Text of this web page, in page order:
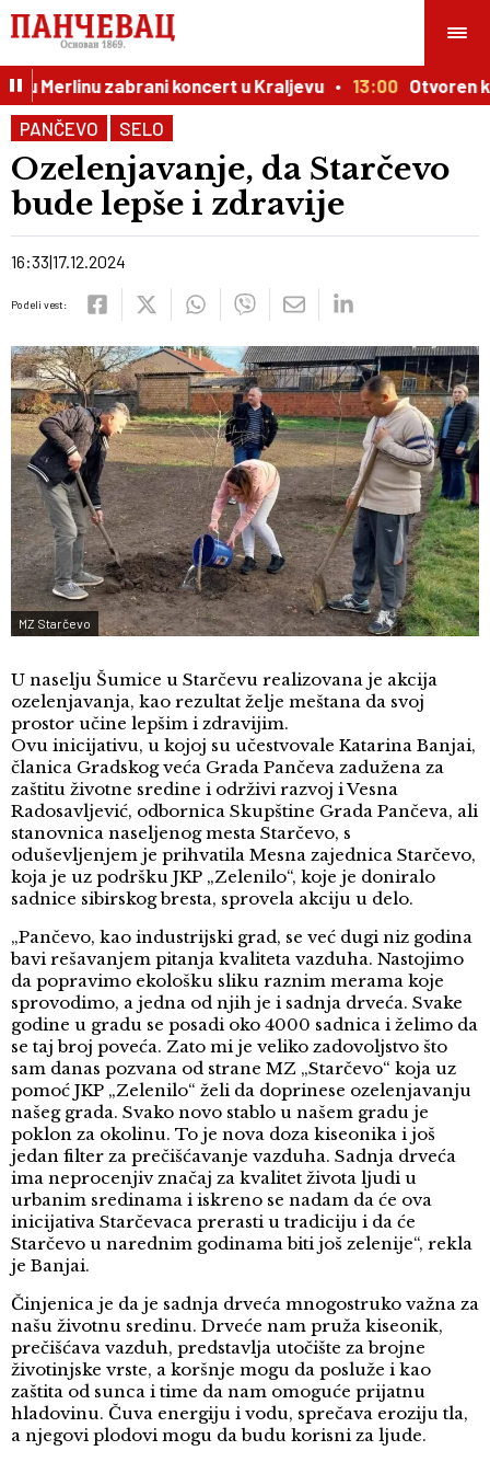
Merlinu zabrani koncert u Kraljevu 13:00 Otvoren
PANČEVO
SELO
Ozelenjavanje, da Starčevo
bude lepše i zdravije
16:33 17.12.2024
Podeli vest:
MZ Starčevo
U naselju Šumice u Starčevu realizovana je akcija
ozelenjavanja, kao rezultat želje meštana da svoj
prostor učine lepšim i zdravijim.
Ovu inicijativu, u kojoj su učestvovale Katarina Banjai,
članica Gradskog veća Grada Pančeva zadužena za
zaštitu životne sredine i održivi razvoj i Vesna
Radosavljević, odbornica Skupštine Grada Pančeva, ali
stanovnica naseljenog mesta Starčevo, s
oduševljenjem je prihvatila Mesna zajednica Starčevo,
koja je uz podršku JKP „Zelenilo“, koje je doniralo
sadnice sibirskog bresta, sprovela akciju u delo.
„Pančevo, kao industrijski grad, se već dugi niz godina
bavi rešavanjem pitanja kvaliteta vazduha. Nastojimo
da popravimo ekološku sliku raznim merama koje
sprovodimo, a jedna od njih je i sadnja drveća. Svake
godine u gradu se posadi oko 4000 sadnica i želimo da
se taj broj poveća. Zato mi je veliko zadovoljstvo što
sam danas pozvana od strane MZ „Starčevo“ koja uz
pomoć JKP „Zelenilo“ želi da doprinese ozelenjavanju
našeg grada. Svako novo stablo u našem gradu je
poklon za okolinu. To je nova doza kiseonika i još
jedan filter za prečišćavanje vazduha. Sadnja drveća
ima neprocenjiv značaj za kvalitet života ljudi u
urbanim sredinama i iskreno se nadam da će ova
inicijativa Starčevaca prerasti u tradiciju i da će
Starčevo u narednim godinama biti još zelenije“, rekla
je Banjai.
Činjenica je da je sadnja drveća mnogostruko važna za
našu životnu sredinu. Drveće nam pruža kiseonik,
prečišćava vazduh, predstavlja utočište za brojne
životinjske vrste, a koršnje mogu da posluže i kao
zaštita od sunca i time da nam omoguće prijatnu
hladovinu. Čuva energiju i vodu, sprečava eroziju tla,
a njegovi plodovi mogu da budu korisni za ljude.